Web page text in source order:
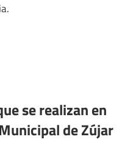
se realizan en
de Zújar